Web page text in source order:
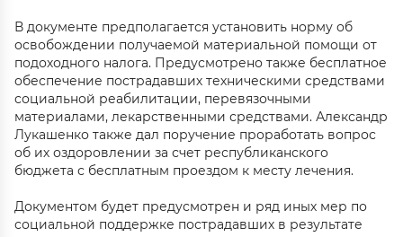
В документе предполагается установить норму об
освобождении получаемой материальной помощи от
подоходного налога. Предусмотрено также бесплатное
обеспечение пострадавших техническими средствами
социальной реабилитации, перевязочными
материалами, лекарственными средствами. Александр
Лукашенко также дал поручение проработать вопрос
об их оздоровлении за счет республиканского
бюджета с бесплатным проездом к месту лечения.
Документом будет предусмотрен и ряд иных мер по
социальной поддержке пострадавших в результате